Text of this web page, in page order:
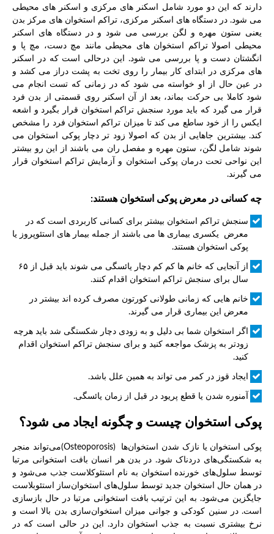
دارند که این دو مورد شامل اسکنر های مرکزی و اسکنر های محیطی
می شود. در دستگاه های اسکنر مرکزی، تراکم استخوان های مرکز بدن
یعنی ستون مهره و لگن بررسی می شود و در دستگاه های اسکنر
محیطی اصولا تراکم استخوان های محیطی مانند مچ دست، مچ پا و
انگشتان دست و پا بررسی می شود. این درحالی است که در اسکنر
های مرکزی در ابتدای کار بیمار را روی تخت به پشت دراز می کشد و
در عین حال از او خواسته می شود که در زمانی که تست انجام می
شود کاملا بی حرکت بماند، بعد از آن اسکنر روی قسمتی از بدن فرد
قرار می گیرد که باید مورد سنجش تراکم استخوان قرار بگیرد و اشعه
ایکس را از خود ساطع می کند تا میزان تراکم استخوان فرد را مشخص
کند. بیشترین جاهایی از بدن که اصولا زود تر دچار پوکی استخوان می
شوند شامل لگن، ستون مهره و مفصل ران می باشند از این رو بیشتر
این نواحی تحت درمان پوکی استخوان و آزمایش تراکم استخوان قرار
می گیرند.
چه کسانی در معرض پوکی استخوان هستند:
سنجش تراکم استخوان بیشتر برای کسانی کاربردی است که در
معرض یکسری بیماری ها می باشند از جمله بیمار های استئوپروز یا
پوکی استخوان هستند.
از آنجایی که خانم ها کم کم دچار یائسگی می شوند باید قبل از ۶۵
سال برای سنجش تراکم استخوان اقدام کنند.
خانم هایی که زمانی طولانی کورتون مصرف کرده اند بیشتر در
معرض این بیماری قرار می گیرند.
اگر استخوان شما بی دلیل و به زودی دچار شکستگی شد باید هرچه
زودتر به پزشک مواجعه کنید و برای سنجش تراکم استخوان اقدام
کنید.
ایجاد قوز در کمر می تواند به همین علل باشد.
آمنوره شدن یا قطع پریود در قبل از زمان یائسگی.
پوکی استخوان چیست و چگونه ایجاد می شود؟
پوکی استخوان یا نازک شدن استخوان‌ها (Osteoporosis)می‌تواند منجر
به شکستگی‌های دردناک شود. در بدن هر انسان بافت استخوانی مرتبا
توسط سلول‌های خورنده استخوان به نام استئوکلاست جذب می‌شود و
در همان حال استخوان جدید توسط سلول‌های استخوان‌ساز استئوبلاست
جایگزین می‌شود. به این ترتیب بافت استخوانی مرتبا در حال بازسازی
است. در سنین کودکی و جوانی میزان استخوان‌سازی بدن بالا است و
نرخ بیشتری نسبت به جذب استخوان دارد. این در حالی است که در